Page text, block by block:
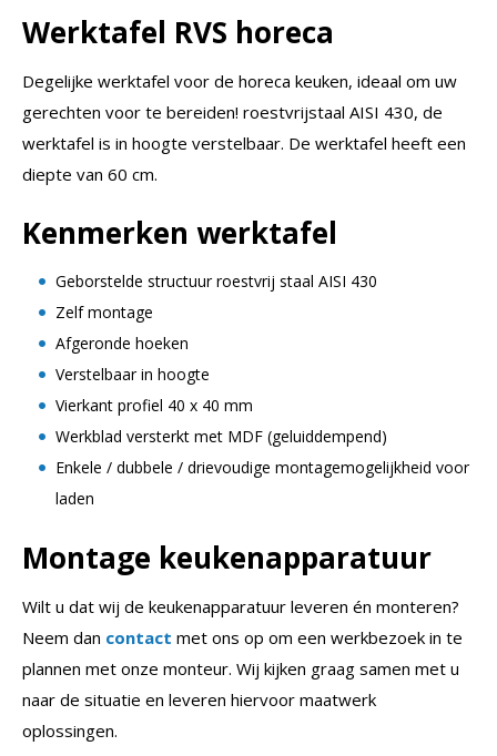
Werktafel RVS horeca
Degelijke werktafel voor de horeca keuken, ideaal om uw
gerechten voor te bereiden! roestvrijstaal AISI 430, de
werktafel is in hoogte verstelbaar. De werktafel heeft een
diepte van 60 cm.
Kenmerken werktafel
Geborstelde structuur roestvrij staal AISI 430
Zelf montage
Afgeronde hoeken
Verstelbaar in hoogte
Vierkant profiel 40 x 40 mm
Werkblad versterkt met MDF (geluiddempend)
Enkele / dubbele / drievoudige montagemogelijkheid voor
laden
Montage keukenapparatuur
Wilt u dat wij de keukenapparatuur leveren én monteren?
Neem dan contact met ons op om een werkbezoek in te
plannen met onze monteur. Wij kijken graag samen met u
naar de situatie en leveren hiervoor maatwerk
oplossingen.